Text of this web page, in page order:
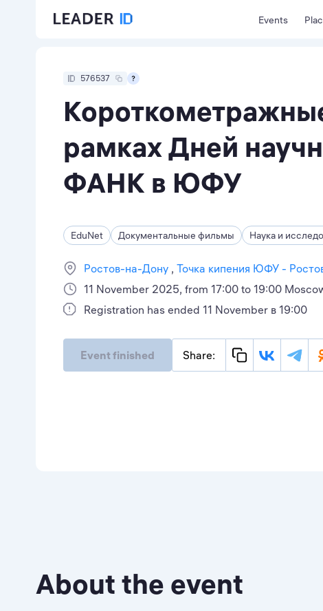
Events
576537
рамках Дней
ФАНК в ЮФУ
EduNet Документальные фильмы Наука и
Ростов-на-Дону Точка кипения ЮФУ -
11 November 2025, from 17:00 to 19:00
Registration has ended 11 November в 19:00
Event finished Share:
About the event